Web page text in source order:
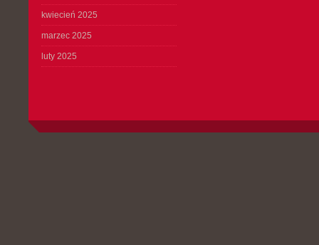
kwiecień 2025
marzec 2025
luty 2025